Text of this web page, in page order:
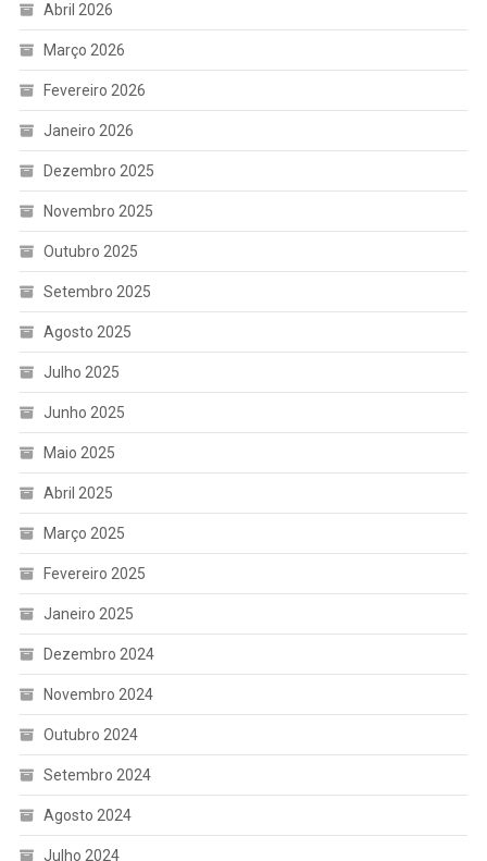
Abril 2026
Março 2026
Fevereiro 2026
Janeiro 2026
Dezembro 2025
Novembro 2025
Outubro 2025
Setembro 2025
Agosto 2025
Julho 2025
Junho 2025
Maio 2025
Abril 2025
Março 2025
Fevereiro 2025
Janeiro 2025
Dezembro 2024
Novembro 2024
Outubro 2024
Setembro 2024
Agosto 2024
Julho 2024